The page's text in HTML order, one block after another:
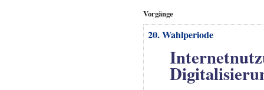
Vorgänge
20. Wahlperiode